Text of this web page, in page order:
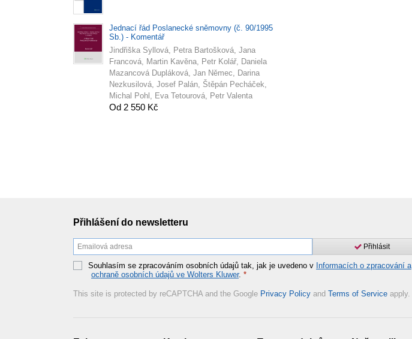
Jednací řád Poslanecké sněmovny (č. 90/1995
Sb.) - Komentář
Jindřiška Syllová, Petra Bartošková, Jana
Francová, Martin Kavěna, Petr Kolář, Daniela
Mazancová Dupláková, Jan Němec, Darina
Nezkusilová, Josef Palán, Štěpán Pecháček,
Michal Pohl, Eva Tetourová, Petr Valenta
Od 2 550 Kč
Přihlášení do newsletteru
Přihlásit
Souhlasím se zpracováním osobních údajů tak, jak je uvedeno v Informacích o zpracování a
ochraně osobních údajů ve Wolters Kluwer. *
This site is protected by reCAPTCHA and the Google Privacy Policy and Terms of Service apply.